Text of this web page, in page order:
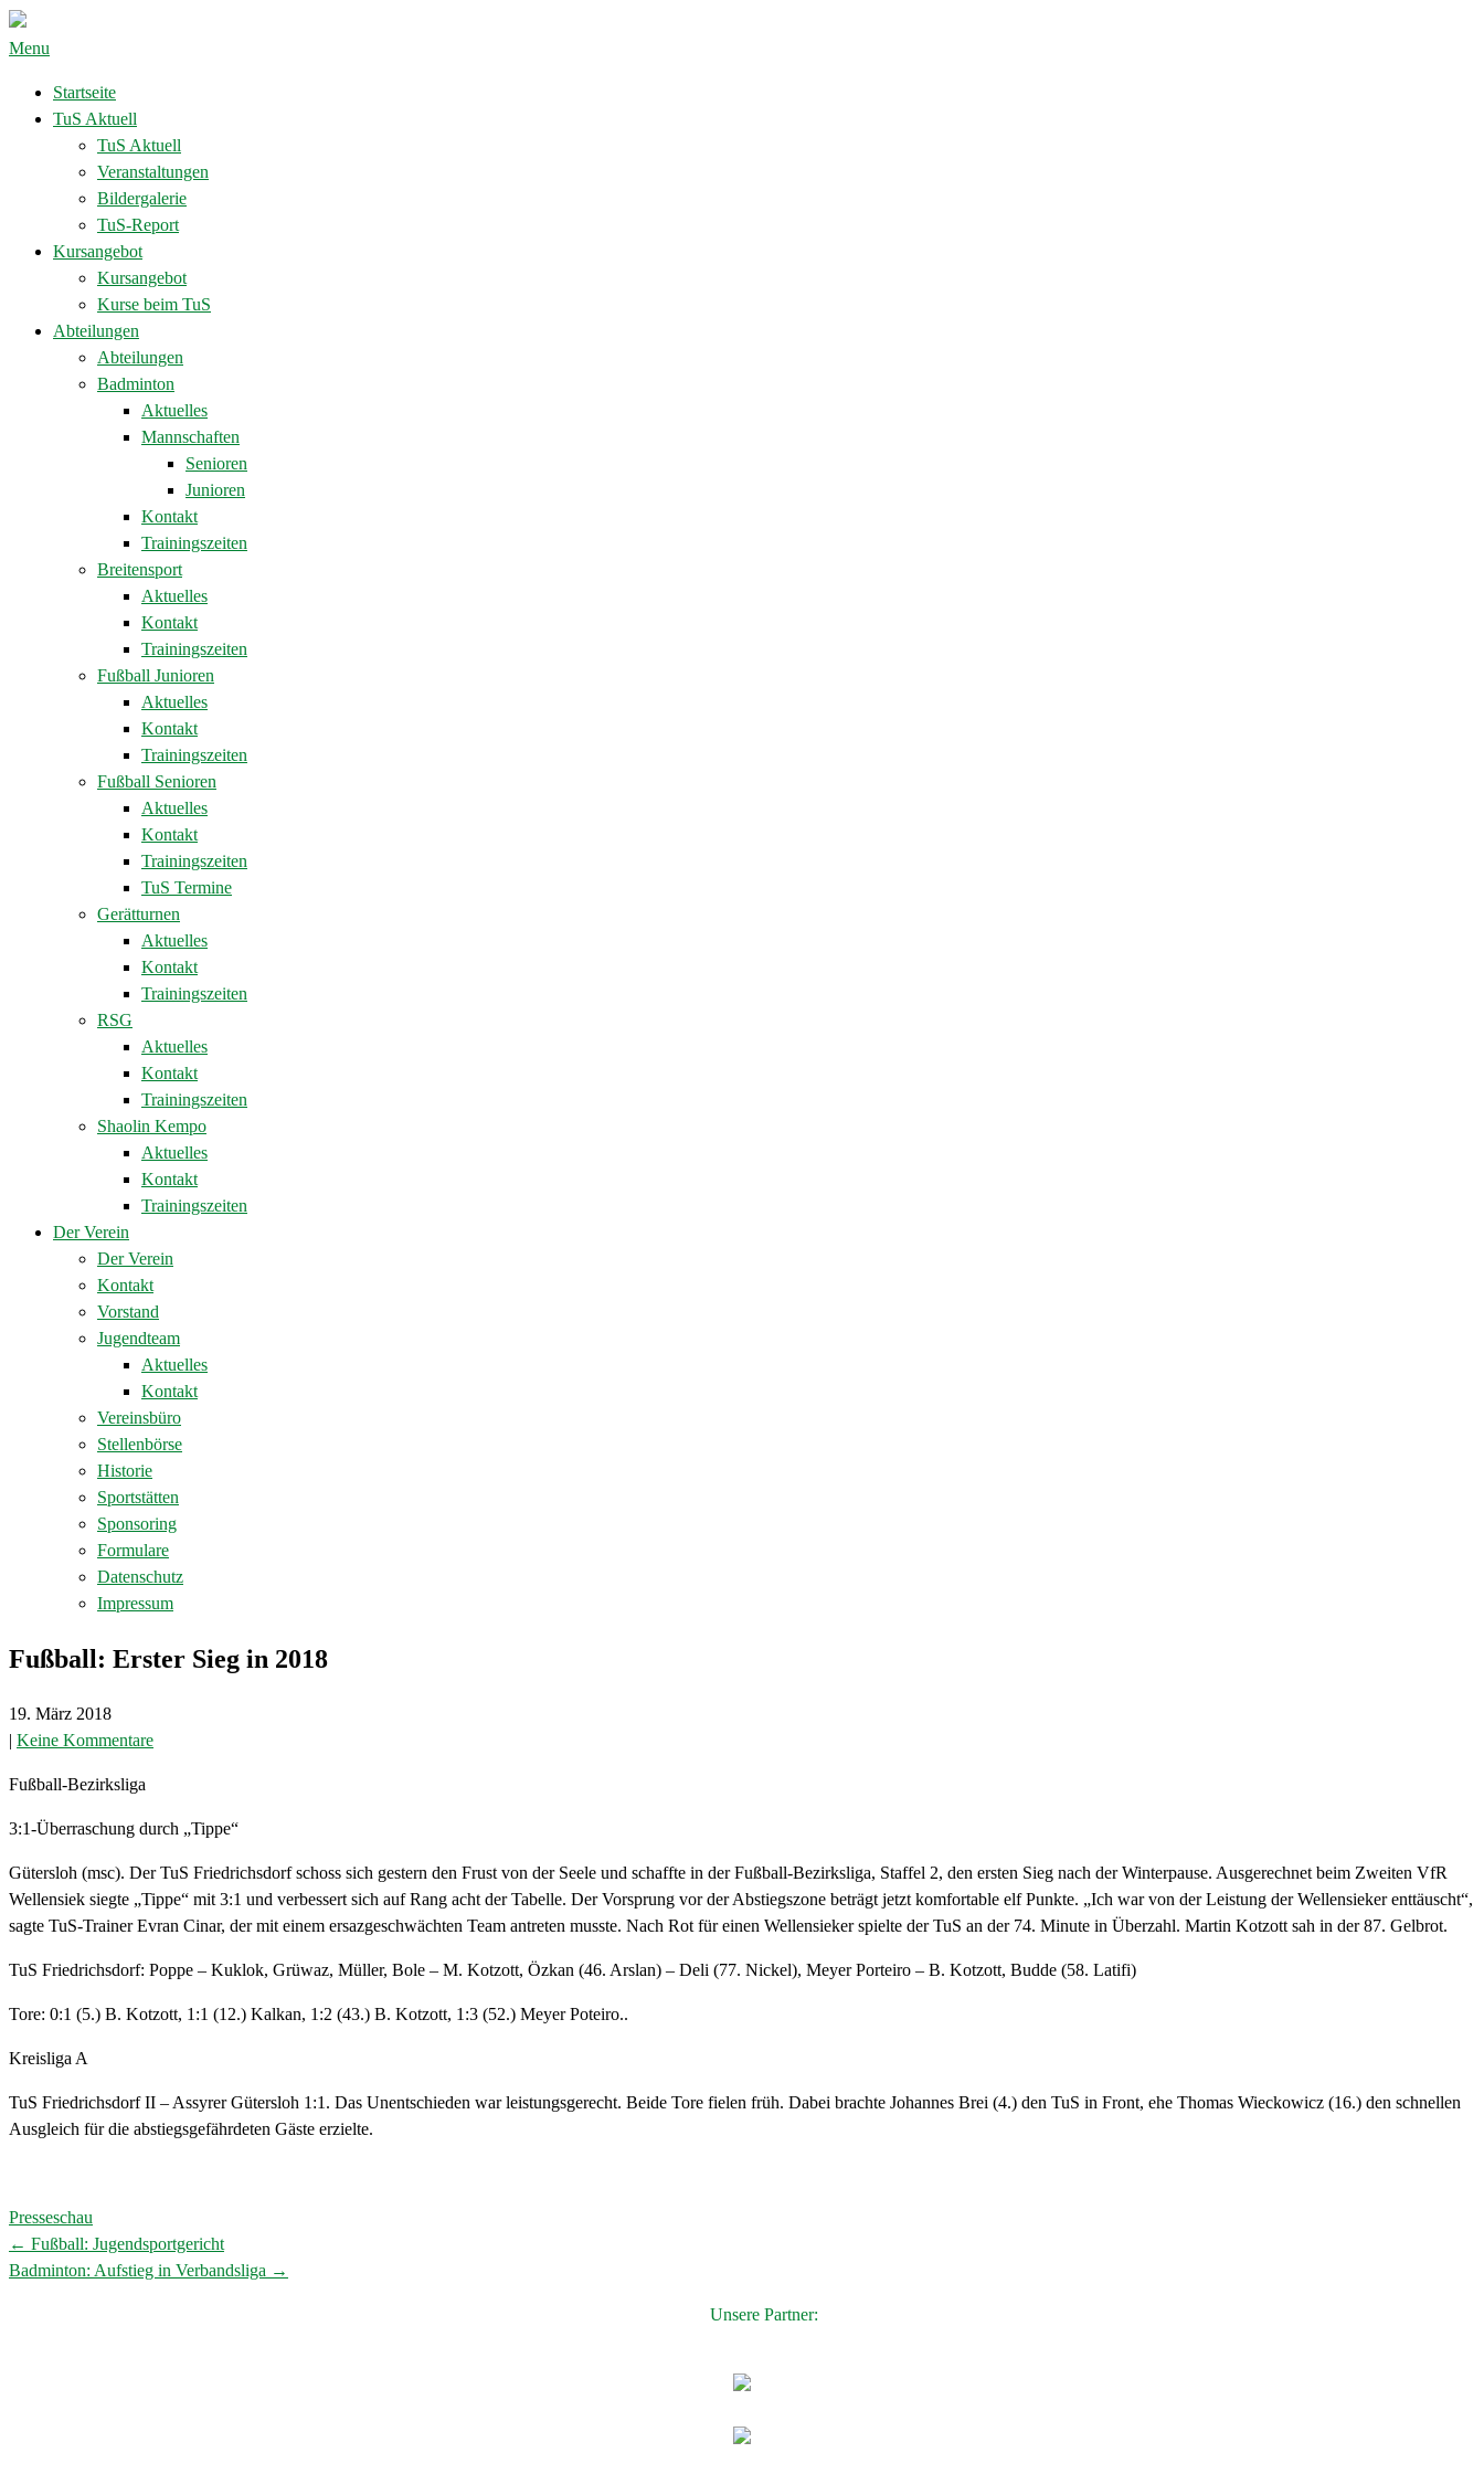
Menu
Startseite
TuS Aktuell
TuS Aktuell
Veranstaltungen
Bildergalerie
TuS-Report
Kursangebot
Kursangebot
Kurse beim TuS
Abteilungen
Abteilungen
Badminton
Aktuelles
Mannschaften
Senioren
Junioren
Kontakt
Trainingszeiten
Breitensport
Aktuelles
Kontakt
Trainingszeiten
Fußball Junioren
Aktuelles
Kontakt
Trainingszeiten
Fußball Senioren
Aktuelles
Kontakt
Trainingszeiten
TuS Termine
Gerätturnen
Aktuelles
Kontakt
Trainingszeiten
RSG
Aktuelles
Kontakt
Trainingszeiten
Shaolin Kempo
Aktuelles
Kontakt
Trainingszeiten
Der Verein
Der Verein
Kontakt
Vorstand
Jugendteam
Aktuelles
Kontakt
Vereinsbüro
Stellenbörse
Historie
Sportstätten
Sponsoring
Formulare
Datenschutz
Impressum
Fußball: Erster Sieg in 2018
19. März 2018
| Keine Kommentare
Fußball-Bezirksliga
3:1-Überraschung durch „Tippe“
Gütersloh (msc). Der TuS Friedrichsdorf schoss sich gestern den Frust von der Seele und schaffte in der Fußball-Bezirksliga, Staffel 2, den ersten Sieg nach der Winterpause. Ausgerechnet beim Zweiten VfR
Wellensiek siegte „Tippe“ mit 3:1 und verbessert sich auf Rang acht der Tabelle. Der Vorsprung vor der Abstiegszone beträgt jetzt komfortable elf Punkte. „Ich war von der Leistung der Wellensieker enttäuscht“,
sagte TuS-Trainer Evran Cinar, der mit einem ersazgeschwächten Team antreten musste. Nach Rot für einen Wellensieker spielte der TuS an der 74. Minute in Überzahl. Martin Kotzott sah in der 87. Gelbrot.
TuS Friedrichsdorf: Poppe – Kuklok, Grüwaz, Müller, Bole – M. Kotzott, Özkan (46. Arslan) – Deli (77. Nickel), Meyer Porteiro – B. Kotzott, Budde (58. Latifi)
Tore: 0:1 (5.) B. Kotzott, 1:1 (12.) Kalkan, 1:2 (43.) B. Kotzott, 1:3 (52.) Meyer Poteiro..
Kreisliga A
TuS Friedrichsdorf II – Assyrer Gütersloh 1:1. Das Unentschieden war leistungsgerecht. Beide Tore fielen früh. Dabei brachte Johannes Brei (4.) den TuS in Front, ehe Thomas Wieckowicz (16.) den schnellen
Ausgleich für die abstiegsgefährdeten Gäste erzielte.
Presseschau
Post
← Fußball: Jugendsportgericht
Badminton: Aufstieg in Verbandsliga →
Unsere Partner: